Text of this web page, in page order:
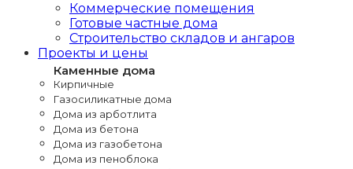
Коммерческие помещения
Готовые частные дома
Строительство складов и ангаров
Проекты и цены
Каменные дома
Кирпичные
Газосиликатные дома
Дома из арботлита
Дома из бетона
Дома из газобетона
Дома из пеноблока